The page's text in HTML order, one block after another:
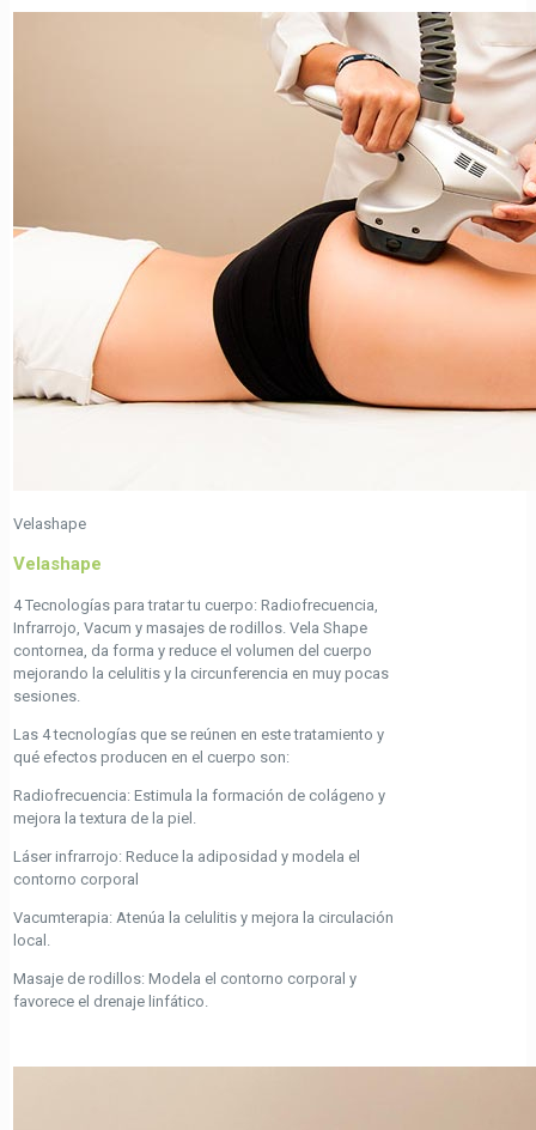
Velashape
Velashape
4 Tecnologías para tratar tu cuerpo: Radiofrecuencia,
Infrarrojo, Vacum y masajes de rodillos. Vela Shape
contornea, da forma y reduce el volumen del cuerpo
mejorando la celulitis y la circunferencia en muy pocas
sesiones.
Las 4 tecnologías que se reúnen en este tratamiento y
qué efectos producen en el cuerpo son:
Radiofrecuencia: Estimula la formación de colágeno y
mejora la textura de la piel.
Láser infrarrojo: Reduce la adiposidad y modela el
contorno corporal
Vacumterapia: Atenúa la celulitis y mejora la circulación
local.
Masaje de rodillos: Modela el contorno corporal y
favorece el drenaje linfático.